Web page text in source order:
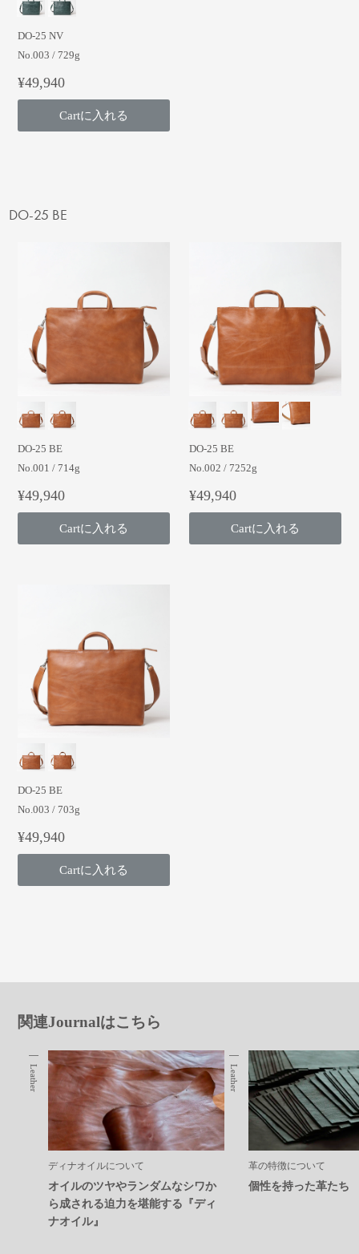
DO-25 NV
No.003 / 729g
¥49,940
Cartに入れる
DO-25 BE
DO-25 BE
No.001 / 714g
¥49,940
Cartに入れる
DO-25 BE
No.002 / 7252g
¥49,940
Cartに入れる
DO-25 BE
No.003 / 703g
¥49,940
Cartに入れる
関連Journalはこちら
ディナオイルについて
オイルのツヤやランダムなシワか
ら成される迫力を堪能する『ディ
ナオイル』
Leather
革の特徴について
個性を持った革たち
Leather